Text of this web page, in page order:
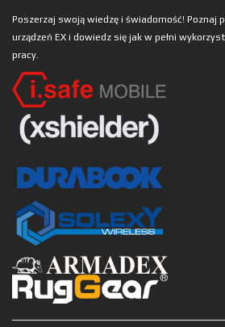
Poszerzaj swoją wiedzę i świadomość! Poznaj
urządzeń EX i dowiedz się jak w pełni
pracy.